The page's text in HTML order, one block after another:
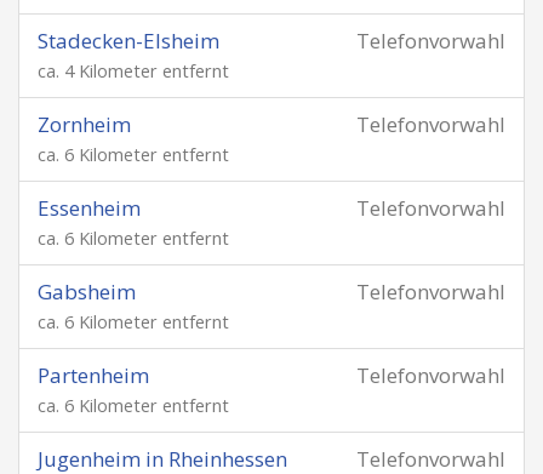
Telefonvorwahl
Stadecken-Elsheim
ca. 4 Kilometer entfernt
Telefonvorwahl
Zornheim
ca. 6 Kilometer entfernt
Telefonvorwahl
Essenheim
ca. 6 Kilometer entfernt
Telefonvorwahl
Gabsheim
ca. 6 Kilometer entfernt
Telefonvorwahl
Partenheim
ca. 6 Kilometer entfernt
Telefonvorwahl
Jugenheim in Rheinhessen